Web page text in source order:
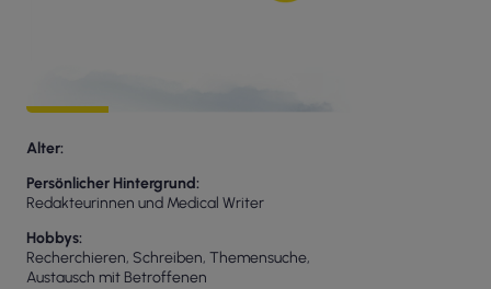
Alter
Persönlicher Hintergrund
Redakteurinnen und Medical Writer
Hobbys
Recherchieren, Schreiben, Themensuche,
Austausch mit Betroffenen